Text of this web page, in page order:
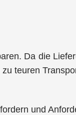
Da die
teuren
und